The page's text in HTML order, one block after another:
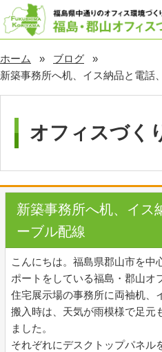
ホーム
ブログ
新築事務所へ机、イス納品と電話
オフィスづく
新築事務所へ机、イス
ーブル配線
こんにちは。福島県郡山市を中
ポートをしている福島・郡山オ
住宅展示場の事務所に両袖机、
搬入時は、天気が雨模様で足元
ました。
それぞれにデスクトップパネル